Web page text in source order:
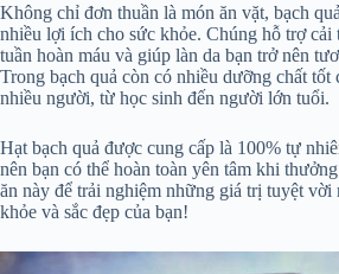
Không chỉ đơn thuần là món ăn vặt, bạch
nhiều lợi ích cho sức khỏe. Chúng hỗ trợ cải
tuần hoàn máu và giúp làn da bạn trở nên
Trong bạch quả còn có nhiều dưỡng chất tốt
nhiều người, từ học sinh đến người lớn tuổi.
Hạt bạch quả được cung cấp là 100% tự
nên bạn có thể hoàn toàn yên tâm khi
ăn này để trải nghiệm những giá trị tuyệt vời
khỏe và sắc đẹp của bạn!